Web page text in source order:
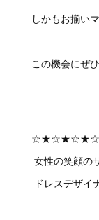
しかもお揃い
この機会にぜ
女性の笑顔の
ドレスデザイ